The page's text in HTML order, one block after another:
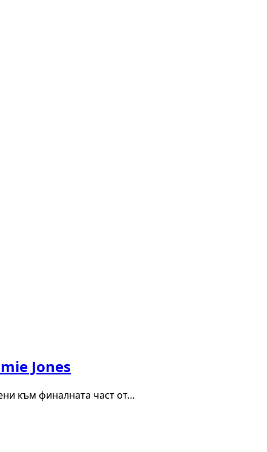
Jones
към финалната част от…